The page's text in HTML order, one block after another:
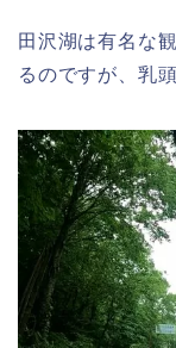
田沢湖は有名な
るのですが、乳